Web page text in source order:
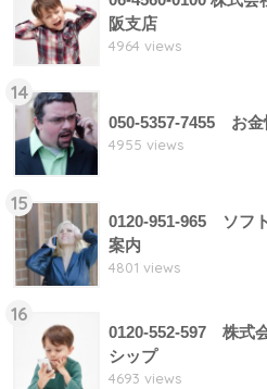
阪支店
4964 views
14
050-5357-7455 お金
4955 views
15
0120-951-965 ソフ
案内
4801 views
16
0120-552-597 株式
シップ
4693 views